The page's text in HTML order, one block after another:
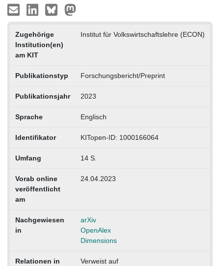
Zugehörige
Institution(en)
am KIT
Institut für Volkswirtschaftslehre (ECON)
Publikationstyp Forschungsbericht/Preprint
Publikationsjahr 2023
Sprache Englisch
Identifikator KITopen-ID: 1000166064
Umfang 14 S.
Vorab online
veröffentlicht
am
24.04.2023
Nachgewiesen
in
arXiv
OpenAlex
Dimensions
Relationen in Verweist auf